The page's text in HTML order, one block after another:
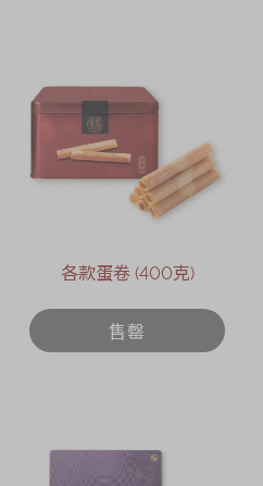
各款蛋卷 (400克)
售罄